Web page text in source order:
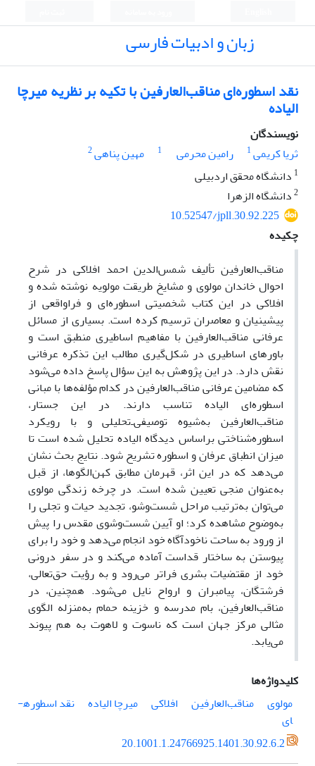
زبان و ادبیات فارسی
نقد اسطوره‌ای مناقب‌العارفین با تکیه بر نظریه میرچا
الیاده
نویسندگان
ثریا کریمی1 رامین محرمی 1 مهین پناهی2
1 دانشگاه محقق اردبیلی
2دانشگاه الزهرا
10.52547/jpll.30.92.225
چکیده
مناقب‌العارفین تألیف شمس‌الدین احمد افلاکی در شرح
احوال خاندان مولوی و مشایخ طریقت مولویه نوشته شده و
افلاکی در این کتاب شخصیتی اسطوره‌ای و فراواقعی از
پیشینیان و معاصران ترسیم کرده است. بسیاری از مسائل
عرفانی مناقب‌العارفین با مفاهیم اساطیری منطبق است و
باورهای اساطیری در شکل‌گیری مطالب این تذکره عرفانی
نقش دارد. در این پژوهش به این سؤال پاسخ داده می‌شود
که مضامین عرفانی مناقب‌العارفین در کدام مؤلفه‌ها با مبانی
اسطوره‌ای الیاده تناسب دارند. در این جستار،
مناقب‌العارفین به‌شیوه توصیفی‌ـ‌تحلیلی و با رویکرد
اسطوره‌شناختی براساس دیدگاه الیاده تحلیل شده است تا
میزان انطباق عرفان و اسطوره تشریح شود. نتایج بحث نشان
می‌­دهد که در این اثر، قهرمان مطابق کهن‌الگوها، از قبل
به‌عنوان منجی تعیین شده است. در چرخه زندگی مولوی
می‌توان به‌ترتیب مراحل شست‌وشو، تجدید حیات و تجلی را
به‌وضوح مشاهده کرد؛ او آیین شست‌وشوی مقدس را پیش
از ورود به ساحت ناخودآگاه خود انجام می‌دهد و خود را برای
پیوستن به ساختار قداست آماده می‌کند و در سفر درونی
خود از مقتضیات بشری فراتر می‌رود و به رؤیت حق‌تعالی،
فرشتگان، پیامبران و ارواح نایل می‌شود. همچنین، در
مناقب‌العارفین، بام مدرسه و خزینه حمام به‌منزله الگوی
مثالی مرکز جهان است که ناسوت و لاهوت به هم پیوند
می‌یابد.
کلیدواژه‌ها
مولوی
مناقب‌العارفین افلاکی میرچا الیاده
نقد اسطوره­
ای
20.1001.1.24766925.1401.30.92.6.2